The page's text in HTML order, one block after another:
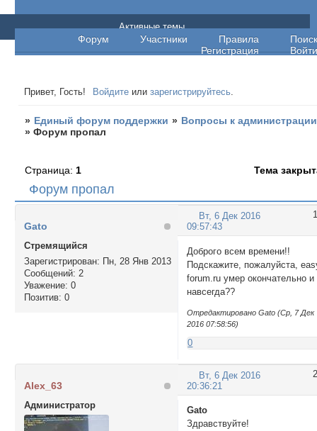
Единый форум поддержки
Форум Участники Правила
Поиск
Регистрация
Войти
Активные темы
Привет, Гость! Войдите илизарегистрируйтесь.
» Единый форум поддержки » Вопросы к администрации
»Форум пропал
Форум пропал
Страница: 1 Тема
1
Вт, 6 Дек 2016
09:57:43
Gato
Стремящийся
Зарегистрирован: Пн, 28 Янв 2013
Сообщений: 2
Уважение: 0
Позитив: 0
Доброго всем времени!!
Подскажите, пожалуйста,
forum.ru умер окончательно и
навсегда??
Отредактировано Gato (Ср, 7 Дек
2016 07:58:56)
0
2
Вт, 6 Дек 2016
20:36:21
Alex_63
Администратор
Gato
Здравствуйте!